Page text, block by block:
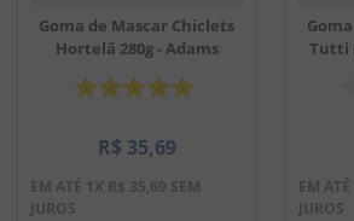
Goma de Mascar Chiclets
Hortelã 280g - Adams
R$ 35,69
EM ATÉ 1X R$ 35,69 SEM
JUROS
Tutti
EM ATÉ
JUROS